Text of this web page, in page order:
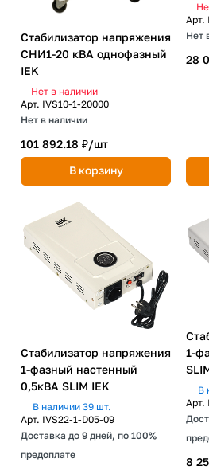
Стабилизатор напряжения
СНИ1-20 кВА однофазный
IEK
Нет в наличии
Арт. IVS10-1-20000
Нет в наличии
101 892.18 ₽/шт
В корзину
Арт.
Нет
28
Стабилизатор напряжения
1-фазный настенный
0,5кВА SLIM IEK
В наличии 39 шт.
Арт. IVS22-1-D05-09
Доставка до 9 дней, по 100%
предоплате
1-
В
Арт.
8